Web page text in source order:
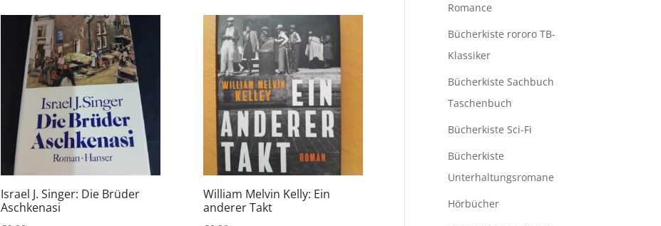
Israel J. Singer: Die Brüder
Aschkenasi
William Melvin Kelly: Ein
anderer Takt
Romance
Bücherkiste rororo TB-
Klassiker
Bücherkiste Sachbuch
Taschenbuch
Bücherkiste Sci-Fi
Bücherkiste
Unterhaltungsromane
Hörbücher